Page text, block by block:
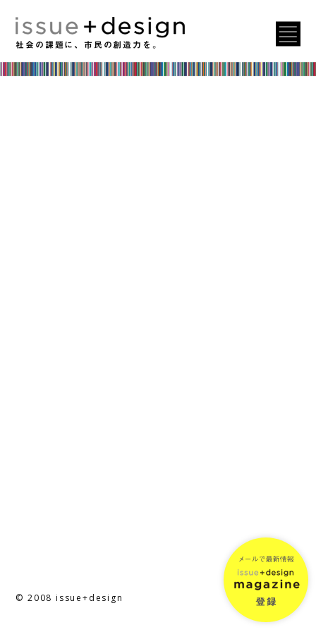
社会の課題に、市民の創造力を。
© 2008 issue+design